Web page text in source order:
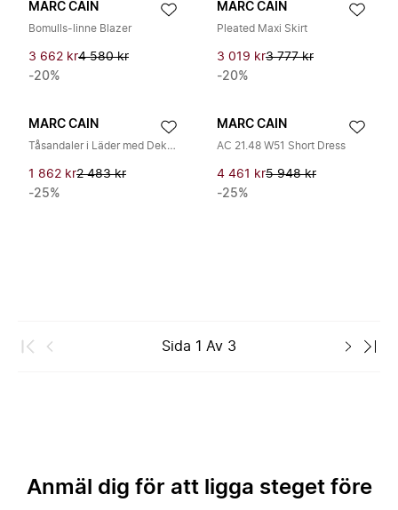
MARC CAIN
Bomulls-linne Blazer
3 662 kr4 580 kr
-20%
MARC CAIN
Pleated Maxi Skirt
3 019 kr3 777 kr
-20%
MARC CAIN
Tåsandaler i Läder med Dekoration
1 862 kr2 483 kr
-25%
MARC CAIN
AC 21.48 W51 Short Dress
4 461 kr5 948 kr
-25%
Sida 1 Av 3
Anmäl dig för att ligga steget före